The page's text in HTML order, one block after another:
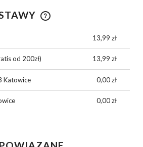
EWENTUALNYCH KOSZTÓW
13,99 zł
od 200zł) 13,99 zł
Katowice 0,00 zł
0,00 zł